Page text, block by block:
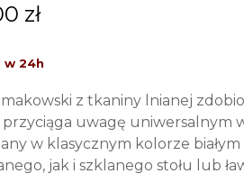
zł
z tkaniny lnianej
uwagę uniwersalnym
w klasycznym kolorze
jak i szklanego stołu lub